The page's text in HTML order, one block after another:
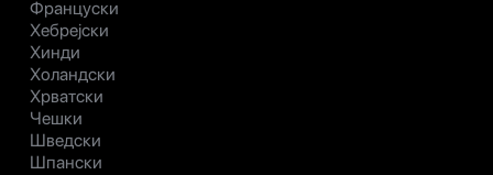
Француски
Хебрејски
Хинди
Холандски
Хрватски
Чешки
Шведски
Шпански